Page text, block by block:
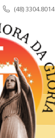
(48) 3304.8014